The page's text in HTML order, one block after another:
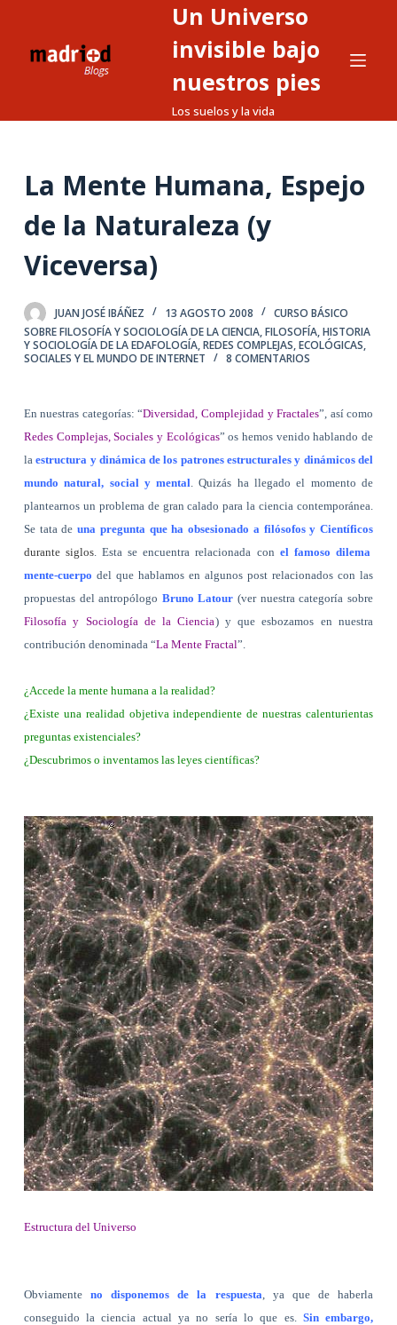
o
n
n
d
Un Universo
invisible bajo
nuestros pies
Los suelos y la vida
La Mente Humana, Espejo
de la Naturaleza (y
Viceversa)
JUAN JOSÉ IBÁÑEZ 13 AGOSTO 2008
CURSO BÁSICO
SOBRE FILOSOFÍA Y SOCIOLOGÍA DE LA CIENCIA,FILOSOFÍA, HISTORIA
Y SOCIOLOGÍA DE LA EDAFOLOGÍA,REDES COMPLEJAS, ECOLÓGICAS,
SOCIALES Y EL MUNDO DE INTERNET
8 COMENTARIOS
En nuestras categorías: “Diversidad, Complejidad y Fractales”, así como
Redes Complejas, Sociales y Ecológicas” os hemos venido hablando de
laestructura y dinámica de los patrones estructurales y dinámicos del
mundo natural, social y mental . Quizás ha llegado el momento de
plantearnos un problema de gran calado para la ciencia contemporánea.
Se tata deuna pregunta que ha obsesionado a filósofos y Científicos
durante siglos . Esta se encuentra relacionada con el famoso dilema
mente-cuerpo del que hablamos en algunos post relacionados con las
propuestas del antropólogo Bruno Latour (ver nuestra categoría sobre
Filosofía y Sociología de la Ciencia) y que esbozamos en nuestra
contribución denominada “La Mente Fractal”.
¿Accede la mente humana a la realidad?
¿Existe una realidad objetiva independiente de nuestras calenturientas
preguntas existenciales?
¿Descubrimos o inventamos las leyes científicas?
Estructura del Universo
Obviamenteno disponemos de la respuesta , ya que de haberla
conseguido la ciencia actual ya no sería lo que es. Sin embargo,